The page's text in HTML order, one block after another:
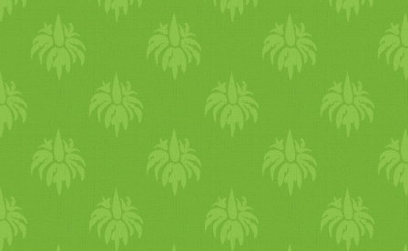
tartalmaz. A
niacinforrás. Az
mennyiségben
100g) cinket, mangánt,
magnéziumot (506 mg/­­